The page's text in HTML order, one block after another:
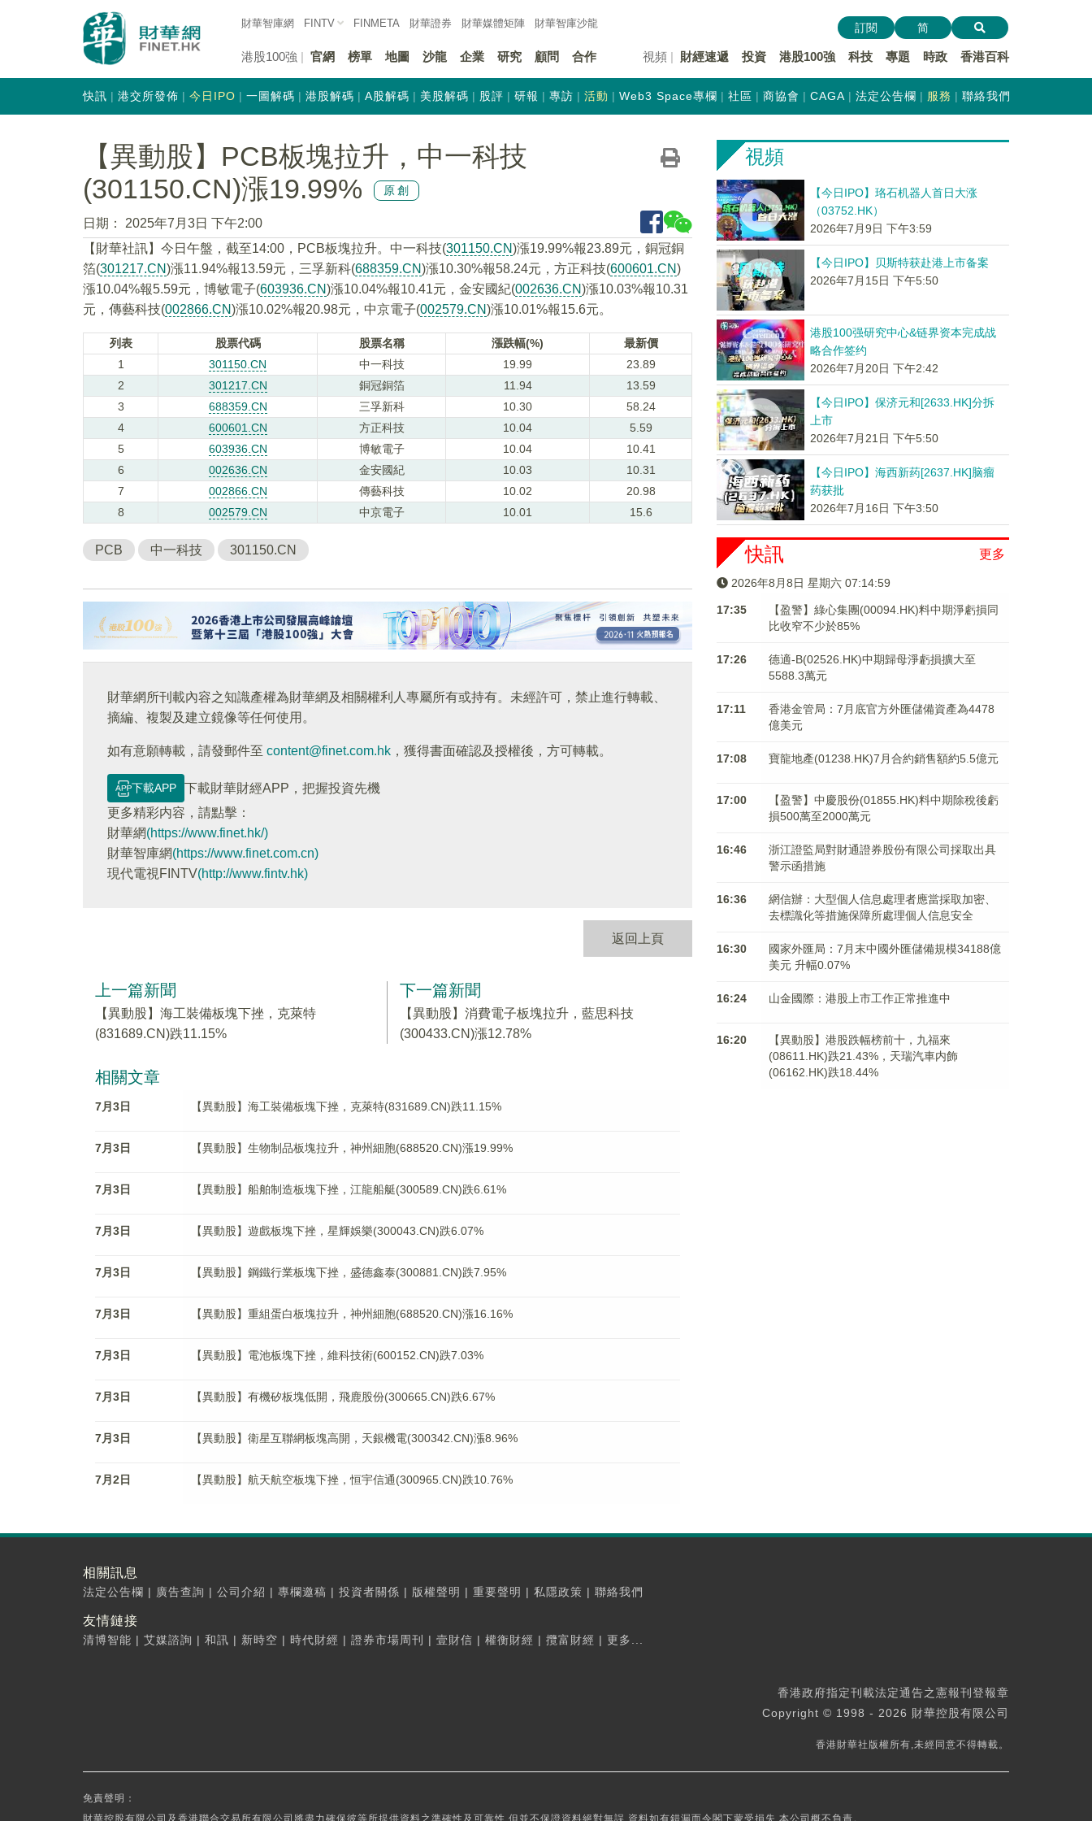
財華智庫網 FINTV FINMETA 財華證券 財華媒體矩陣 財華智庫沙龍
港股100強 官網 榜單 地圖 沙龍 企業 研究 顧問 合作 視頻 財經速遞 投資 港股100強 科技 專題 時政 香港百科
訂閱 简
快訊 港交所發佈 今日IPO 一圖解碼 港股解碼 A股解碼 美股解碼 股評 研報 專訪 活動 Web3 Space專欄 社區 商協會 CAGA 法定公告欄 服務 聯絡我們
【異動股】PCB板塊拉升，中一科技
(301150.CN)漲19.99%
原創
日期：
2025年7月3日 下午2:00
【財華社訊】今日午盤，截至14:00，PCB板塊拉升。中一科技(301150.CN)漲19.99%報23.89元，銅冠銅
箔(301217.CN)漲11.94%報13.59元，三孚新科(688359.CN)漲10.30%報58.24元，方正科技(600601.CN)
漲10.04%報5.59元，博敏電子(603936.CN)漲10.04%報10.41元，金安國紀(002636.CN)漲10.03%報10.31
元，傳藝科技(002866.CN)漲10.02%報20.98元，中京電子(002579.CN)漲10.01%報15.6元。
列表 股票代碼 股票名稱 漲跌幅(%)
最新價
1
301150.CN 中一科技 19.99
23.89
2
301217.CN 銅冠銅箔 11.94
13.59
3
688359.CN 三孚新科 10.30
58.24
4
600601.CN 方正科技 10.04
5.59
5
603936.CN 博敏電子 10.04
10.41
6
002636.CN 金安國紀 10.03
10.31
7
002866.CN 傳藝科技 10.02
20.98
8
002579.CN 中京電子 10.01 15.6
PCB 中一科技 301150.CN
財華網所刊載內容之知識產權為財華網及相關權利人專屬所有或持有。未經許可，禁止進行轉載、
摘編、複製及建立鏡像等任何使用。
如有意願轉載，請發郵件至 content@finet.com.hk ，獲得書面確認及授權後，方可轉載。
下載APP
下載財華財經APP，把握投資先機
更多精彩内容，請點擊：
財華網(https://www.finet.hk/)
財華智庫網(https://www.finet.com.cn)
現代電視FINTV(http://www.fintv.hk)
返回上頁
上一篇新聞
【異動股】海工裝備板塊下挫，克萊特
(831689.CN)跌11.15%
下一篇新聞
【異動股】消費電子板塊拉升，藍思科技
(300433.CN)漲12.78%
相關文章
7月3日 【異動股】海工裝備板塊下挫，克萊特(831689.CN)跌11.15%
7月3日 【異動股】生物制品板塊拉升，神州細胞(688520.CN)漲19.99%
7月3日 【異動股】船舶制造板塊下挫，江龍船艇(300589.CN)跌6.61%
7月3日 【異動股】遊戲板塊下挫，星輝娛樂(300043.CN)跌6.07%
7月3日 【異動股】鋼鐵行業板塊下挫，盛德鑫泰(300881.CN)跌7.95%
7月3日 【異動股】重組蛋白板塊拉升，神州細胞(688520.CN)漲16.16%
7月3日 【異動股】電池板塊下挫，維科技術(600152.CN)跌7.03%
7月3日 【異動股】有機矽板塊低開，飛鹿股份(300665.CN)跌6.67%
7月3日 【異動股】衛星互聯網板塊高開，天銀機電(300342.CN)漲8.96%
7月2日 【異動股】航天航空板塊下挫，恒宇信通(300965.CN)跌10.76%
視頻
【今日IPO】珞石机器人首日大涨
（03752.HK）
2026年7月9日 下午3:59
【今日IPO】贝斯特获赴港上市备案
2026年7月15日 下午5:50
港股100强研究中心&链界资本完成战
略合作签约
2026年7月20日 下午2:42
【今日IPO】保济元和[2633.HK]分拆
上市
2026年7月21日 下午5:50
【今日IPO】海西新药[2637.HK]脑瘤
药获批
2026年7月16日 下午3:50
更多
快訊
2026年8月8日 星期六 07:14:59
17:35
【盈警】綠心集團(00094.HK)料中期淨虧損同
比收窄不少於85%
17:26
德適-B(02526.HK)中期歸母淨虧損擴大至
5588.3萬元
17:11
香港金管局：7月底官方外匯儲備資產為4478
億美元
17:08 寶龍地產(01238.HK)7月合約銷售額約5.5億元
17:00
【盈警】中慶股份(01855.HK)料中期除稅後虧
損500萬至2000萬元
16:46
浙江證監局對財通證券股份有限公司採取出具
警示函措施
16:36
網信辦：大型個人信息處理者應當採取加密、
去標識化等措施保障所處理個人信息安全
16:30
國家外匯局：7月末中國外匯儲備規模34188億
美元 升幅0.07%
16:24 山金國際：港股上市工作正常推進中
16:20
【異動股】港股跌幅榜前十，九福來
(08611.HK)跌21.43%，天瑞汽車内飾
(06162.HK)跌18.44%
相關訊息
法定公告欄 | 廣告查詢 | 公司介紹 | 專欄邀稿 | 投資者關係 | 版權聲明 | 重要聲明 | 私隱政策 | 聯絡我們
友情鏈接
清博智能 | 艾媒諮詢 | 和訊 | 新時空 | 時代財經 | 證券市場周刊 | 壹財信 | 權衡財經 | 攬富財經 | 更多...
香港政府指定刊載法定通告之憲報刊登報章
Copyright © 1998 - 2026 財華控股有限公司
香港財華社版權所有,未經同意不得轉載。
免責聲明：